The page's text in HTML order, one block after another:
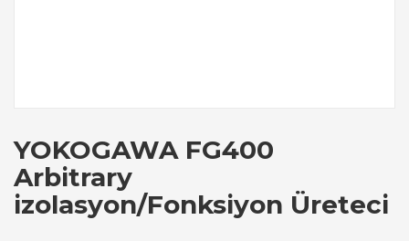
YOKOGAWA FG400
Arbitrary
izolasyon/Fonksiyon Üreteci